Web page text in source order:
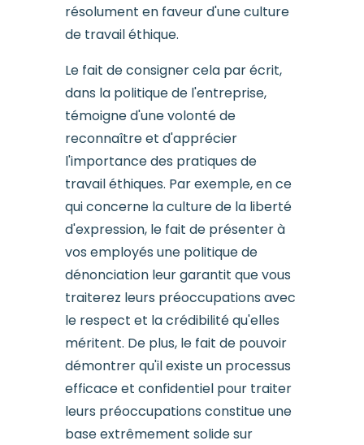
résolument en faveur d'une culture
de travail éthique.
Le fait de consigner cela par écrit,
dans la politique de l'entreprise,
témoigne d'une volonté de
reconnaître et d'apprécier
l'importance des pratiques de
travail éthiques. Par exemple, en ce
qui concerne la culture de la liberté
d'expression, le fait de présenter à
vos employés une politique de
dénonciation leur garantit que vous
traiterez leurs préoccupations avec
le respect et la crédibilité qu'elles
méritent. De plus, le fait de pouvoir
démontrer qu'il existe un processus
efficace et confidentiel pour traiter
leurs préoccupations constitue une
base extrêmement solide sur